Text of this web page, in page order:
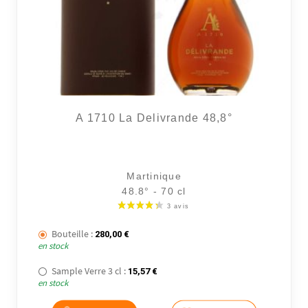
A 1710 La Delivrande 48,8°
Martinique
48.8° - 70 cl
Bouteille : 280,00 €
en stock
Sample Verre 3 cl : 15,57 €
en stock